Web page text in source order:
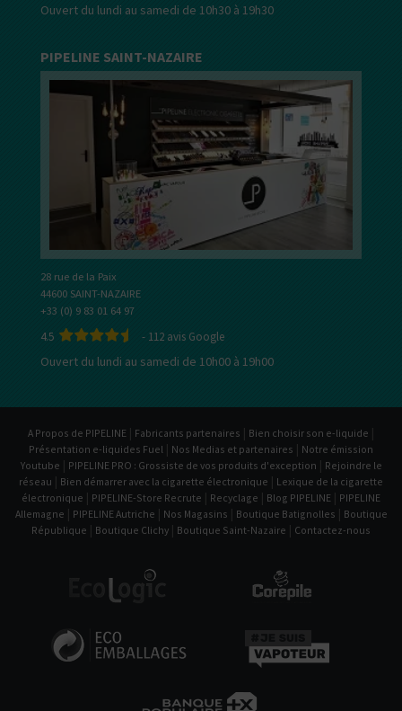
Ouvert du lundi au samedi de 10h30 à 19h30
PIPELINE SAINT-NAZAIRE
28 rue de la Paix
44600 SAINT-NAZAIRE
+33 (0) 9 83 01 64 97
4.5 - 112 avis Google
Ouvert du lundi au samedi de 10h00 à 19h00
A Propos de PIPELINE | Fabricants partenaires | Bien choisir son e-liquide |
Présentation e-liquides Fuel | Nos Medias et partenaires | Notre émission
Youtube | PIPELINE PRO : Grossiste de vos produits d'exception | Rejoindre le
réseau | Bien démarrer avec la cigarette électronique | Lexique de la cigarette
électronique | PIPELINE-Store Recrute | Recyclage | Blog PIPELINE | PIPELINE
Allemagne | PIPELINE Autriche | Nos Magasins | Boutique Batignolles | Boutique
République | Boutique Clichy | Boutique Saint-Nazaire | Contactez-nous